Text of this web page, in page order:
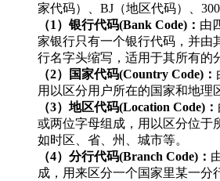
家代码）、BJ（地区代码）、
（1）银行代码(Bank Code)： 由
家银行只有一个银行代码，并由
行名字头缩写，适用于其所有的
（2）国家代码(Country Code)：
用以区分用户所在的国家和地理
（3）地区代码(Location Code)：
或两位字母组成，用以区分位于
如时区、省、州、城市等。
（4）分行代码(Branch Code)：
成，用来区分一个国家里某一分